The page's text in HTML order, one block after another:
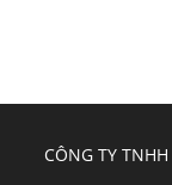
CÔNG TY